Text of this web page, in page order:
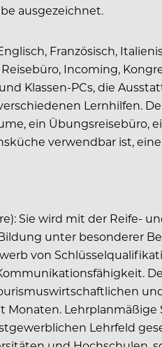
ausgezeichnet.
Französisch,
Incoming,
Klassen-PCs, die
Lernhilfen.
ein Übungsreisebüro,
verwendbar ist,
Sie wird mit der Reife-
unter besonderer
von
Monaten.
Lehrfeld